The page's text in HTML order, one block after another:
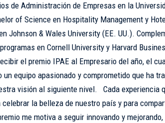
de Administración de Empresas en la
of Science en Hospitality Management y
Johnson & Wales University (EE. UU.).
en Cornell University y Harvard
el premio IPAE al Empresario del año, el
un equipo apasionado y comprometido que ha
visión al siguiente nivel. Cada experiencia
celebrar la belleza de nuestro país y para
me motiva a seguir innovando y